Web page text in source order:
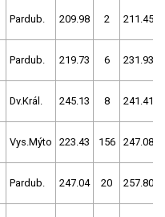
Pardub. 209.98 2 211.45
Pardub. 219.73 6 231.93
Dv.Král. 245.13 8 241.41
Vys.Mýto 223.43 156 247.08
Pardub. 247.04 20 257.80